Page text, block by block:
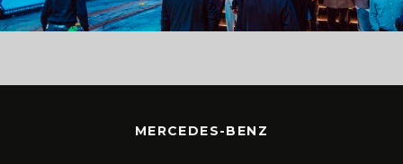
MERCEDES-BENZ